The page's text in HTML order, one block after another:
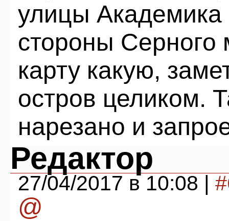
улицы Академика
стороны
карту какую,
остров целиком.
нарезано и
Редактор
27/04/2017 в 10:08 |
@